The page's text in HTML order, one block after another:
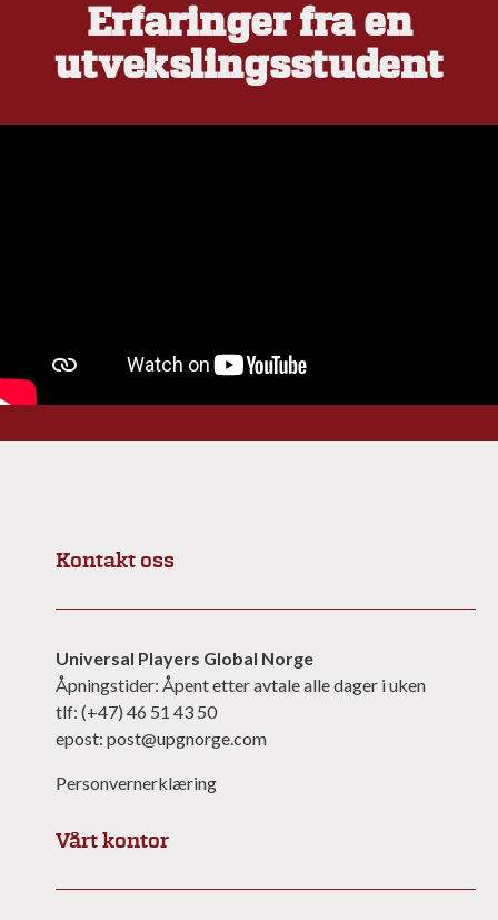
Erfaringer fra en
utvekslingsstudent
Kontakt oss
Universal Players Global Norge
Åpningstider: Åpent etter avtale alle dager i uken
tlf: (+47) 46 51 43 50
epost: post@upgnorge.com
Personvernerklæring
Vårt kontor